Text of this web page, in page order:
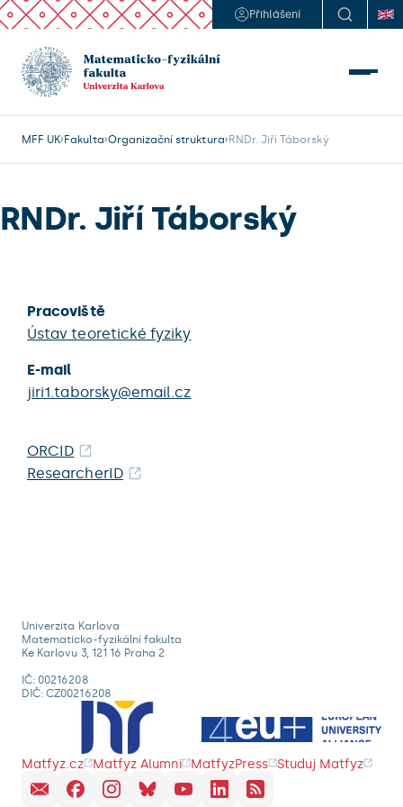
Přihlášení
MFF UK Fakulta Organizační struktura RNDr. Jiří Táborský
RNDr. Jiří Táborský
Pracoviště
Ústav teoretické fyziky
E-mail
jiri1.taborsky@email.cz
ORCID
ResearcherID
Univerzita Karlova
Matematicko-fyzikální fakulta
Ke Karlovu 3, 121 16 Praha 2
IČ: 00216208
DIČ: CZ00216208
Matfyz.cz Matfyz Alumni MatfyzPress Studuj Matfyz